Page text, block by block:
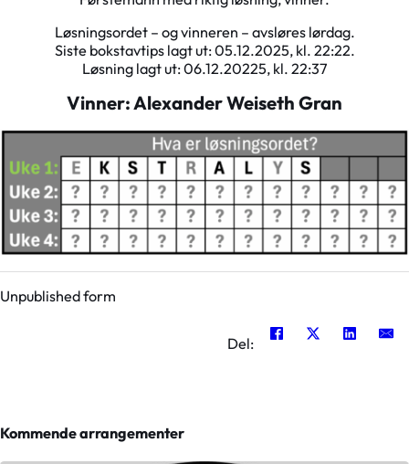
Løsningsordet – og vinneren – avsløres lørdag.
Siste bokstavtips lagt ut: 05.12.2025, kl. 22:22.
Løsning lagt ut: 06.12.20225, kl. 22:37
Vinner: Alexander Weiseth Gran
Unpublished form
Del:
Kommende arrangementer